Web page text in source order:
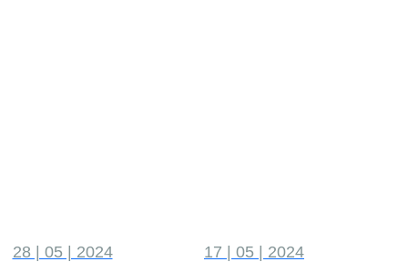
28 | 05 | 2024 17 | 05 | 2024